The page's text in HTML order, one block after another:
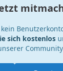
sich kostenlos